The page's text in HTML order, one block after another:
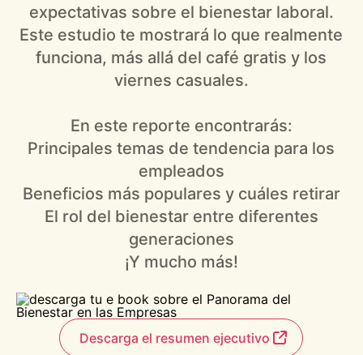
expectativas sobre el bienestar laboral.
Este estudio te mostrará lo que realmente
funciona, más allá del café gratis y los
viernes casuales.
En este reporte encontrarás:
Principales temas de tendencia para los
empleados
Beneficios más populares y cuáles retirar
El rol del bienestar entre diferentes
generaciones
¡Y mucho más!
Descarga el resumen ejecutivo